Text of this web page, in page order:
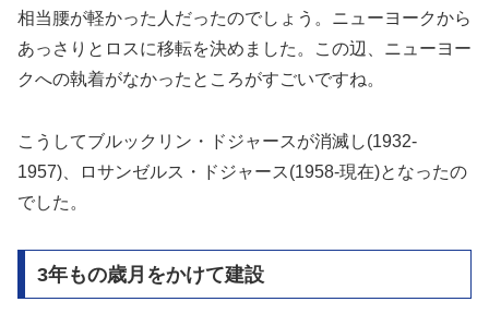
相当腰が軽かった人だったのでしょう。ニューヨークから
あっさりとロスに移転を決めました。この辺、ニューヨー
クへの執着がなかったところがすごいですね。
こうしてブルックリン・ドジャースが消滅し(1932-
1957)、ロサンゼルス・ドジャース(1958-現在)となったの
でした。
3年もの歳月をかけて建設